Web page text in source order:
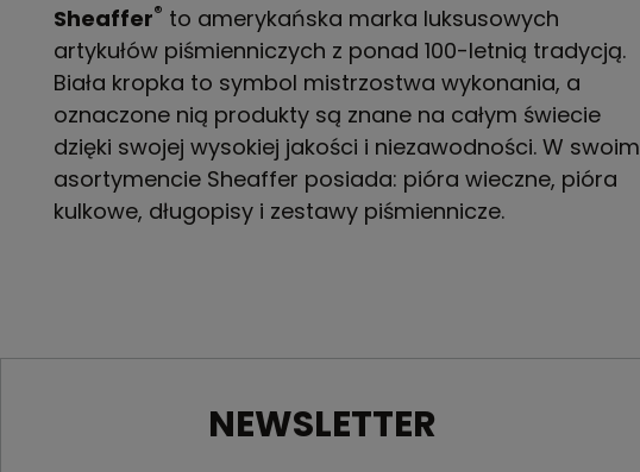
Sheaffer® to amerykańska marka luksusowych
artykułów piśmienniczych z ponad 100-letnią tradycją.
Biała kropka to symbol mistrzostwa wykonania, a
oznaczone nią produkty są znane na całym świecie
dzięki swojej wysokiej jakości i niezawodności. W swoim
asortymencie Sheaffer posiada: pióra wieczne, pióra
kulkowe, długopisy i zestawy piśmiennicze.
NEWSLETTER